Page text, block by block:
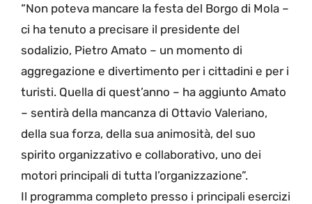
“Non poteva mancare la festa del Borgo di Mola –
ci ha tenuto a precisare il presidente del
sodalizio, Pietro Amato – un momento di
aggregazione e divertimento per i cittadini e per i
turisti. Quella di quest’anno – ha aggiunto Amato
– sentirà della mancanza di Ottavio Valeriano,
della sua forza, della sua animosità, del suo
spirito organizzativo e collaborativo, uno dei
motori principali di tutta l’organizzazione”.
Il programma completo presso i principali esercizi